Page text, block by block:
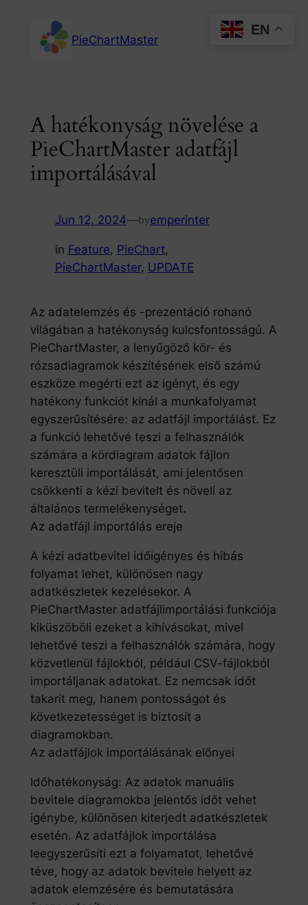
content
PieChartMaster
A hatékonyság növelése a
PieChartMaster adatfájl
importálásával
Jun 12, 2024—byemperinter
in Feature, PieChart
PieChartMaster, UPDATE
Az adatelemzés és -prezentáció rohanó
világában a hatékonyság kulcsfontosságú. A
PieChartMaster, a lenyűgöző kör- és
rózsadiagramok készítésének első számú
eszköze megérti ezt az igényt, és egy
hatékony funkciót kínál a munkafolyamat
egyszerűsítésére: az adatfájl importálást. Ez
a funkció lehetővé teszi a felhasználók
számára a kördiagram adatok fájlon
keresztüli importálását, ami jelentősen
csökkenti a kézi bevitelt és növeli az
általános termelékenységet.
Az adatfájl importálás ereje
A kézi adatbevitel időigényes és hibás
folyamat lehet, különösen nagy
adatkészletek kezelésekor. A
PieChartMaster adatfájlimportálási funkciója
kiküszöböli ezeket a kihívásokat, mivel
lehetővé teszi a felhasználók számára, hogy
közvetlenül fájlokból, például CSV-fájlokból
importáljanak adatokat. Ez nemcsak időt
takarít meg, hanem pontosságot és
következetességet is biztosít a
diagramokban.
Az adatfájlok importálásának előnyei
Időhatékonyság: Az adatok manuális
bevitele diagramokba jelentős időt vehet
igénybe, különösen kiterjedt adatkészletek
esetén. Az adatfájlok importálása
leegyszerűsíti ezt a folyamatot, lehetővé
téve, hogy az adatok bevitele helyett az
adatok elemzésére és bemutatására
EN